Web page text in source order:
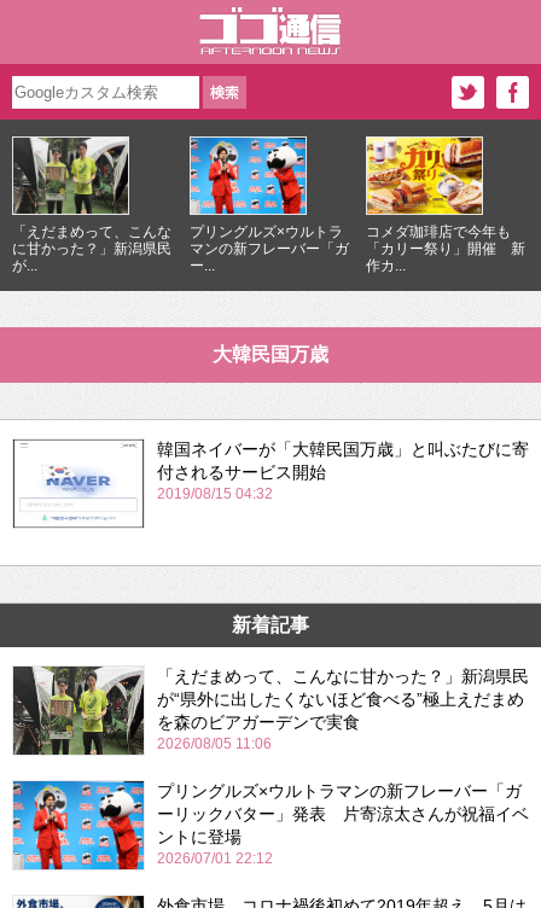
「えだまめって、こんな
に甘かった？」新潟県民
が...
プリングルズ×ウルトラ
マンの新フレーバー「ガ
ー...
コメダ珈琲店で今年も
「カリー祭り」開催 新
作カ...
大韓民国万歳
韓国ネイバーが「大韓民国万歳」と叫ぶたびに寄
付されるサービス開始
2019/08/15 04:32
新着記事
「えだまめって、こんなに甘かった？」新潟県民
が“県外に出したくないほど食べる”極上えだまめ
を森のビアガーデンで実食
2026/08/05 11:06
プリングルズ×ウルトラマンの新フレーバー「ガ
ーリックバター」発表 片寄涼太さんが祝福イベ
ントに登場
2026/07/01 22:12